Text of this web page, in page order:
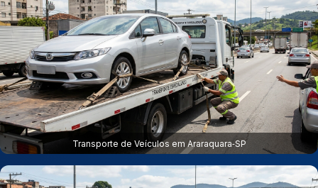
Transporte de Veículos em Araraquara‑SP